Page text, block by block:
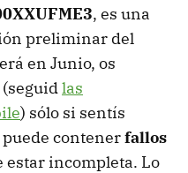
, es una
preliminar del
en Junio, os
las
) sólo si sentís
contenerfallos
estar incompleta. Lo